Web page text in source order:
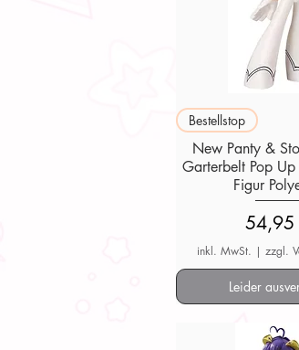
Bestellstop
New Panty &
Garterbelt Pop Up
Figur
Preis
54,95
inkl. MwSt. | zzgl.
Leider